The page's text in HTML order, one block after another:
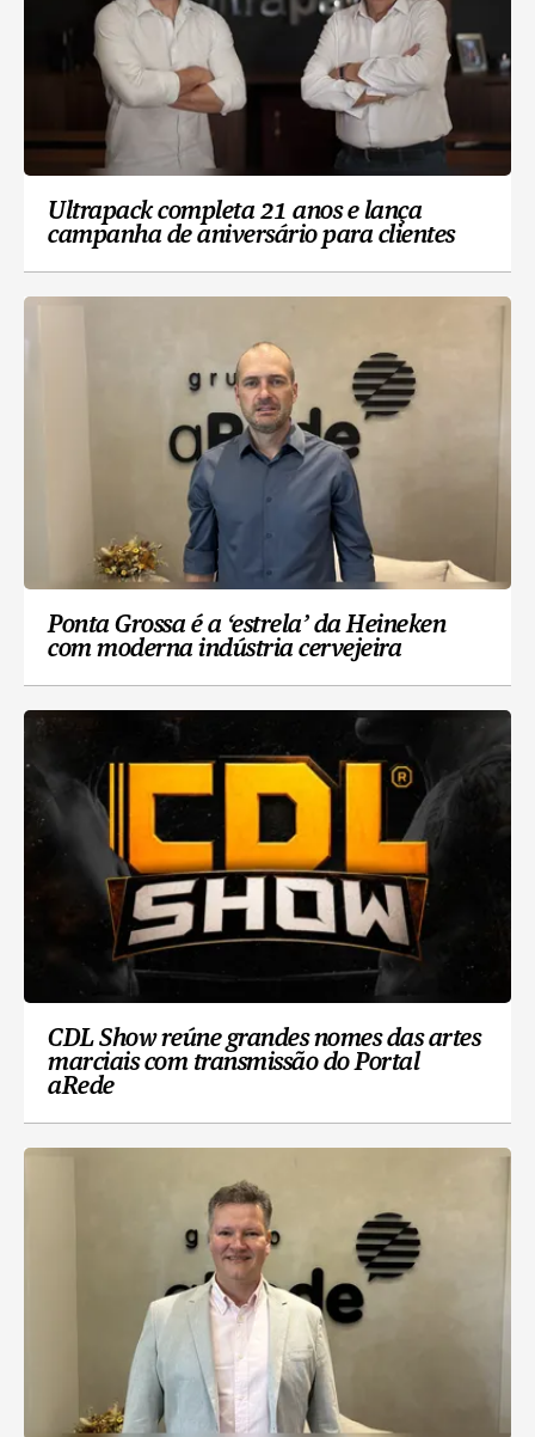
Ultrapack completa 21 anos e lança
campanha de aniversário para clientes
Ponta Grossa é a ‘estrela’ da Heineken
com moderna indústria cervejeira
CDL Show reúne grandes nomes das artes
marciais com transmissão do Portal
aRede